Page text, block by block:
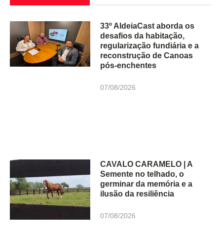
33º AldeiaCast aborda os
desafios da habitação,
regularização fundiária e a
reconstrução de Canoas
pós-enchentes
07/08/2026
CAVALO CARAMELO | A
Semente no telhado, o
germinar da memória e a
ilusão da resiliência
07/08/2026